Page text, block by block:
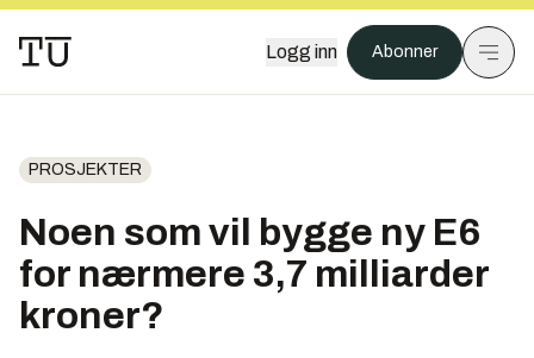
Logg inn Abonner
PROSJEKTER
Noen som vil bygge ny E6
for nærmere 3,7 milliarder
kroner?